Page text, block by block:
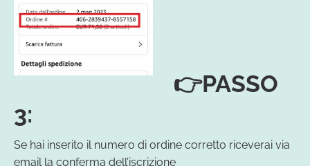
👉PASSO
3:
Se hai inserito il numero di ordine corretto riceverai via
email la conferma dell’iscrizione